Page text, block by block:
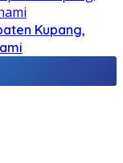
Kupang,